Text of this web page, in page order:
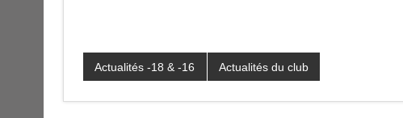
Actualités -18 & -16 Actualités du club